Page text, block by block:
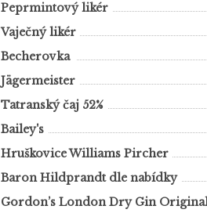
Peprmintový likér
Vaječný likér
Becherovka
Jägermeister
Tatranský čaj 52%
Bailey's
Hruškovice Williams Pircher
Baron Hildprandt dle nabídky
Gordon’s London Dry Gin